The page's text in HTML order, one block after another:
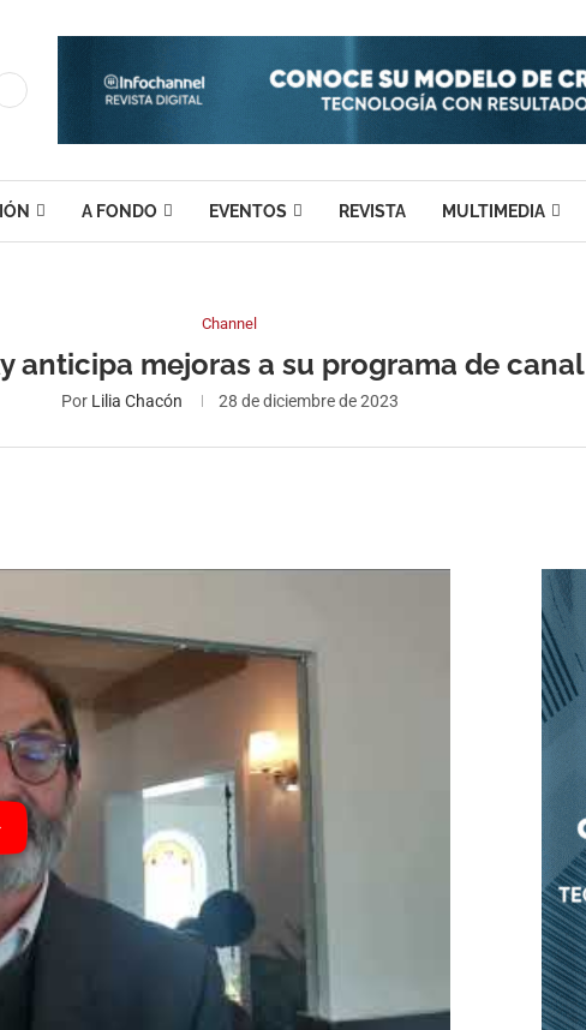
A FONDO EVENTOS REVISTA MULTIMEDIA
Channel
anticipa mejoras a su programa de canal
Por Lilia Chacón 28 de diciembre de 2023